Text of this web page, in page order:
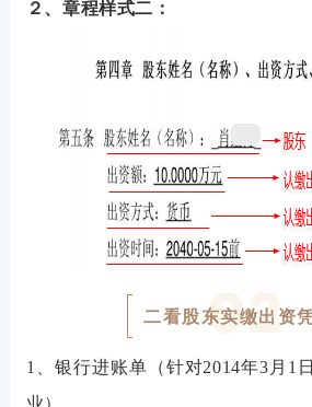
２、章程样式二：
02
二看股东实缴出资
1、银行进账单（针对2014年3月1
业）